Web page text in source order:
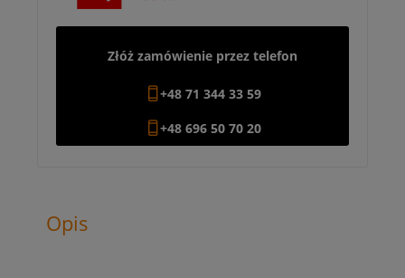
Złóż zamówienie przez telefon
+48 71 344 33 59
+48 696 50 70 20
Opis